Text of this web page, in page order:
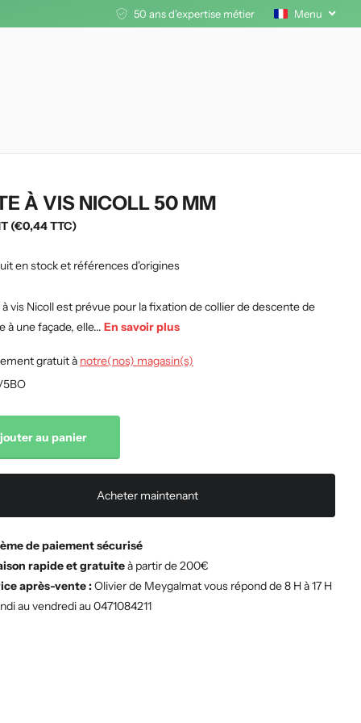
50 ans d'expertise métier Menu
À VIS NICOLL 50 MM
(€0,44 TTC)
en stock et références d'origines
à vis Nicoll est prévue pour la fixation de collier de descente de
à une façade, elle... En savoir plus
gratuit à notre(nos) magasin(s)
au panier
Acheter maintenant
de paiement sécurisé
rapide et gratuiteà partir de 200€
après-vente :Olivier de Meygalmat vous répond de 8 H à 17 H
au vendredi au 0471084211